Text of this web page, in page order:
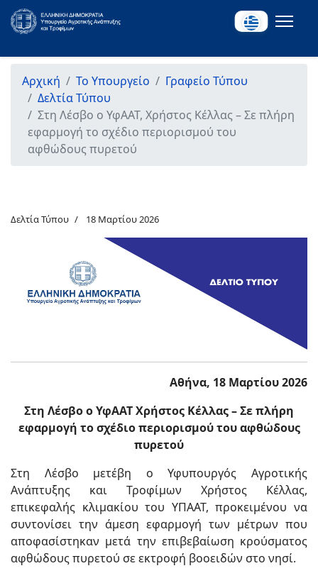
Αρχική Το Υπουργείο
Γραφείο Τύπου
Δελτία Τύπου
Στη Λέσβο ο ΥφΑΑΤ, Χρήστος Κέλλας – Σε πλήρη
εφαρμογή το σχέδιο περιορισμού του
αφθώδους πυρετού
Δελτία Τύπου 18 Μαρτίου 2026
Αθήνα, 18 Μαρτίου 2026
Στη Λέσβο ο ΥφΑΑΤ Χρήστος Κέλλας – Σε πλήρη
εφαρμογή το σχέδιο περιορισμού του αφθώδους
πυρετού
Στη Λέσβο μετέβη ο Υφυπουργός Αγροτικής
Ανάπτυξης και Τροφίμων Χρήστος Κέλλας,
επικεφαλής κλιμακίου του ΥΠΑΑΤ, προκειμένου να
συντονίσει την άμεση εφαρμογή των μέτρων που
αποφασίστηκαν μετά την επιβεβαίωση κρούσματος
αφθώδους πυρετού σε εκτροφή βοοειδών στο νησί.